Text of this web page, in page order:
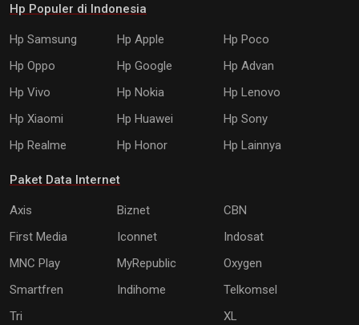
Hp Populer di Indonesia
Hp Samsung Hp Apple
Hp Poco
Hp Oppo
Hp Google
Hp Advan
Hp Vivo
Hp Nokia
Hp Lenovo
Hp Xiaomi
Hp Huawei
Hp Sony
Hp Realme
Hp Honor Hp Lainnya
Paket Data Internet
Axis Biznet
CBN
First Media
Iconnet
Indosat
MNC Play
MyRepublic
Oxygen
Smartfren
Indihome
Telkomsel
Tri
XL